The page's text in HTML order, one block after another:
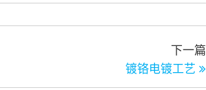
下一篇
镀铬电镀工艺